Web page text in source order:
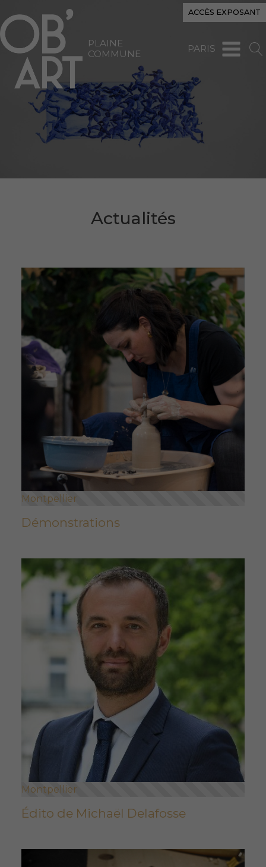
ACCÈS EXPOSANT
PLAINE
COMMUNE
PARIS
Actualités
Montpellier
Démonstrations
Montpellier
Édito de Michaël Delafosse